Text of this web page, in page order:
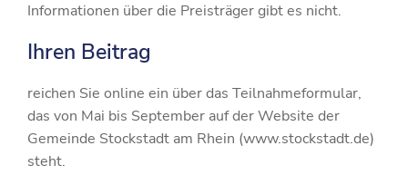
Informationen über die Preisträger gibt es nicht.
Ihren Beitrag
reichen Sie online ein über das Teilnahmeformular,
das von Mai bis September auf der Website der
Gemeinde Stockstadt am Rhein (www.stockstadt.de)
steht.